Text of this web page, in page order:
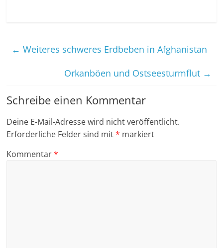
← Weiteres schweres Erdbeben in Afghanistan
Orkanböen und Ostseesturmflut →
Schreibe einen Kommentar
Deine E-Mail-Adresse wird nicht veröffentlicht.
Erforderliche Felder sind mit* markiert
Kommentar*